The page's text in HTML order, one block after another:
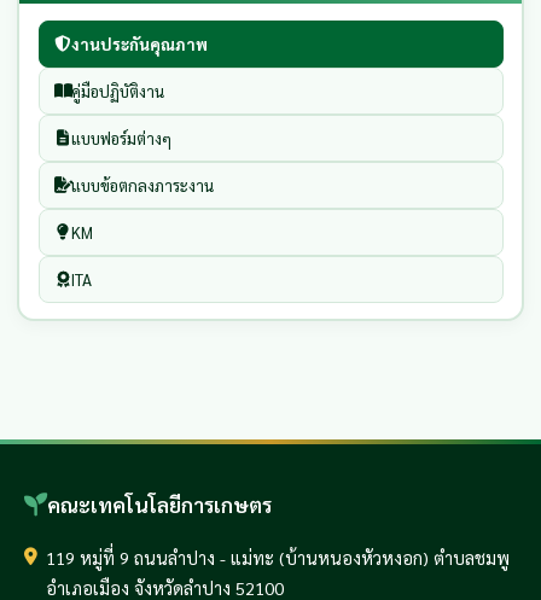
งานประกันคุณภาพ
คู่มือปฏิบัติงาน
แบบฟอร์มต่างๆ
แบบข้อตกลงภาระงาน
KM
ITA
คณะเทคโนโลยีการเกษตร
119 หมู่ที่ 9 ถนนลำปาง - แม่ทะ (บ้านหนองหัวหงอก) ตำบลชมพู
อำเภอเมือง จังหวัดลำปาง 52100